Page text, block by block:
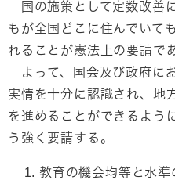
国の施策として定数改善
もが全国どこに住んでいて
れることが憲法上の要請で
よって、国会及び政府に
実情を十分に認識され、地
を進めることができるよう
う強く要請する。
教育の機会均等と水